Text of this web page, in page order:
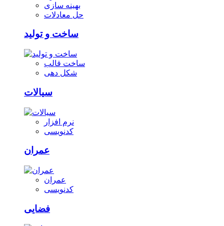
بهینه سازی
حل معادلات
ساخت و تولید
ساخت قالب
شکل دهی
سیالات
نرم افزار
کدنویسی
عمران
عمران
کدنویسی
فضایی